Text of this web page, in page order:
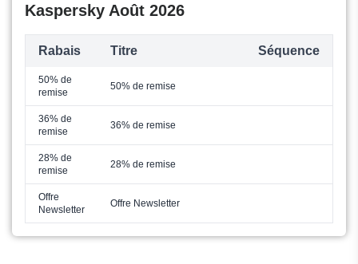
Kaspersky Août 2026
Rabais Titre Séquence
50% de
remise
50% de remise
36% de
remise
36% de remise
28% de
remise
28% de remise
Offre
Newsletter
Offre Newsletter